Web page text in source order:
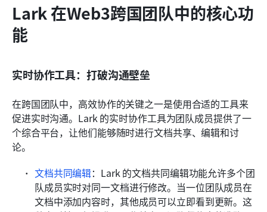
Lark 在Web3跨国团队中的核心功
能
实时协作工具：打破沟通壁垒
在跨国团队中，高效协作的关键之一是使用合适的工具来
促进实时沟通。Lark 的实时协作工具为团队成员提供了一
个综合平台，让他们能够随时进行文档共享、编辑和讨
论。
文档共同编辑：Lark 的文档共同编辑功能允许多个团
队成员实时对同一文档进行修改。当一位团队成员在
文档中添加内容时，其他成员可以立即看到更新。这